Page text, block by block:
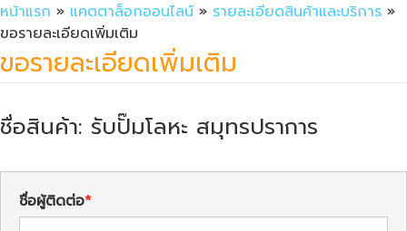
หน้าแรก » แคตตาล็อกออนไลน์ » รายละเอียดสินค้าและบริการ »
ขอรายละเอียดเพิ่มเติม
ขอรายละเอียดเพิ่มเติม
ชื่อสินค้า: รับปั๊มโลหะ สมุทรปราการ
ชื่อผู้ติดต่อ